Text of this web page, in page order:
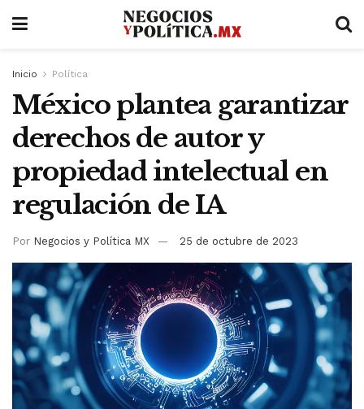
Inicio Política
México plantea garantizar
derechos de autor y
propiedad intelectual en
regulación de IA
Por Negocios y Política MX 25 de octubre de 2023